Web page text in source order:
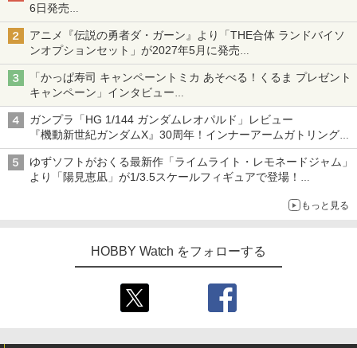
6日発売
チューバ、テナサクなど5種各3色
アニメ『伝説の勇者ダ・ガーン』より「THE合体 ランドバイソ
ンオプションセット」が2027年5月に発売
「THE合体ランドバイソン」と連動するオプションパーツセット
「かっぱ寿司 キャンペーントミカ あそべる！くるま プレゼント
キャンペーン」インタビュー
子どもが楽しめるかっぱ寿司ならではの体験とコラボの楽しさを
追求
ガンプラ「HG 1/144 ガンダムレオパルド」レビュー
『機動新世紀ガンダムX』30周年！インナーアームガトリングの
変形機構まで再現し最新フォーマットでキット化！
ゆずソフトがおくる最新作「ライムライト・レモネードジャム」
より「陽見恵凪」が1/3.5スケールフィギュアで登場！
もっと見る
HOBBY Watch をフォローする